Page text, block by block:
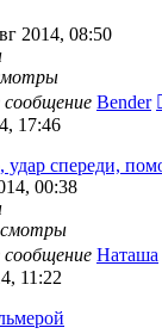
2014, 08:50
сообщение Bender
17:46
спереди,
00:38
сообщение Наташа
11:22